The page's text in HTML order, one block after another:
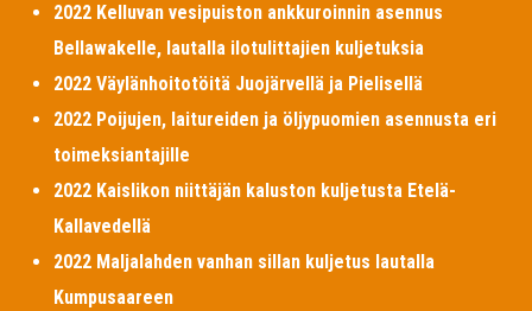
2022 Kelluvan vesipuiston ankkuroinnin asennus
Bellawakelle, lautalla ilotulittajien kuljetuksia
2022 Väylänhoitotöitä Juojärvellä ja Pielisellä
2022 Poijujen, laitureiden ja öljypuomien asennusta eri
toimeksiantajille
2022 Kaislikon niittäjän kaluston kuljetusta Etelä-
Kallavedellä
2022 Maljalahden vanhan sillan kuljetus lautalla
Kumpusaareen